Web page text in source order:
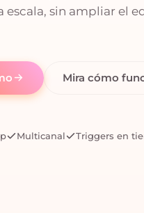
escala, sin ampliar el
Mira cómo
Multicanal Triggers en